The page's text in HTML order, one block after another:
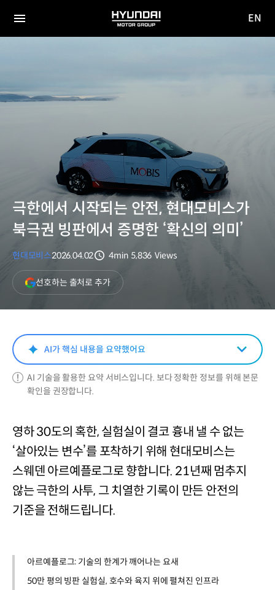
전체
HYUNDAI
MOTOR
EN
극한에서 시작되는 안전, 현대모비스가
북극권 빙판에서 증명한 ‘확신의 의미’
현대모비스2026.04.02
4min 5,836 Views
선호하는 출처로 추가(새
창
열림)
AI가 핵심 내용을 요약했어요
AI 기술을 활용한 요약 서비스입니다. 보다 정확한 정보를 위해 본문
확인을 권장합니다.
영하 30도의 혹한, 실험실이 결코 흉내 낼 수 없는
‘살아있는 변수’를 포착하기 위해 현대모비스는
스웨덴 아르예플로그로 향합니다. 21년째 멈추지
않는 극한의 사투, 그 치열한 기록이 만든 안전의
기준을 전해드립니다.
아르예플로그: 기술의 한계가 깨어나는 요새
50만 평의 빙판 실험실, 호수와 육지 위에 펼쳐진 인프라